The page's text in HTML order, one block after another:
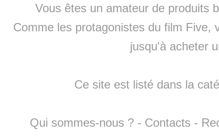
Vous êtes un amateur de produits
Comme les protagonistes du film Five,
jusqu'à acheter
Ce site est listé dans la
Qui sommes-nous ? - Contacts -